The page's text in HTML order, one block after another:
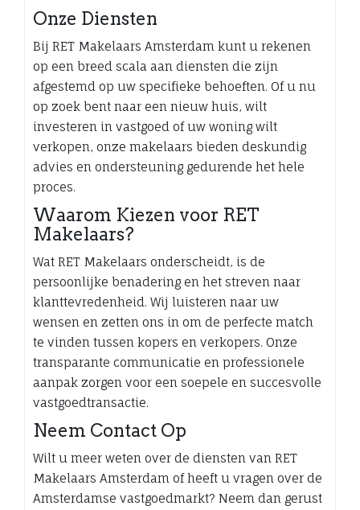
Onze Diensten
Bij RET Makelaars Amsterdam kunt u rekenen
op een breed scala aan diensten die zijn
afgestemd op uw specifieke behoeften. Of u nu
op zoek bent naar een nieuw huis, wilt
investeren in vastgoed of uw woning wilt
verkopen, onze makelaars bieden deskundig
advies en ondersteuning gedurende het hele
proces.
Waarom Kiezen voor RET
Makelaars?
Wat RET Makelaars onderscheidt, is de
persoonlijke benadering en het streven naar
klanttevredenheid. Wij luisteren naar uw
wensen en zetten ons in om de perfecte match
te vinden tussen kopers en verkopers. Onze
transparante communicatie en professionele
aanpak zorgen voor een soepele en succesvolle
vastgoedtransactie.
Neem Contact Op
Wilt u meer weten over de diensten van RET
Makelaars Amsterdam of heeft u vragen over de
Amsterdamse vastgoedmarkt? Neem dan gerust